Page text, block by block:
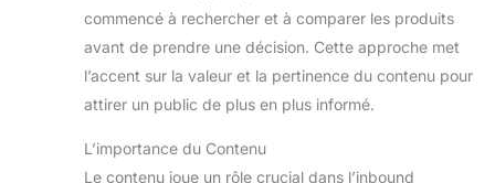
commencé à rechercher et à comparer les produits
avant de prendre une décision. Cette approche met
l’accent sur la valeur et la pertinence du contenu pour
attirer un public de plus en plus informé.
L’importance du Contenu
Le contenu joue un rôle crucial dans l’inbound